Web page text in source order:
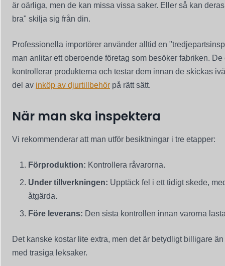
är oärliga, men de kan missa vissa saker. Eller så kan
bra" skilja sig från din.
Professionella importörer använder alltid en
man anlitar ett oberoende företag som besöker fabriken.
kontrollerar produkterna och testar dem innan de skickas
del av inköp av djurtillbehör på rätt sätt.
När man ska inspektera
Vi rekommenderar att man utför besiktningar i tre etapper:
Förproduktion: Kontrollera råvarorna.
Under tillverkningen: Upptäck fel i ett tidigt skede,
åtgärda.
Före leverans: Den sista kontrollen innan varorna
Det kanske kostar lite extra, men det är betydligt billigare
med trasiga leksaker.